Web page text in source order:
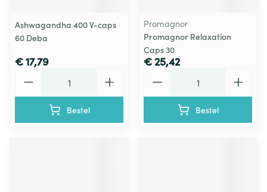
Ashwagandha 400 V-caps
60 Deba
€ 17,79
Bestel
Promagnor
Promagnor Relaxation
Caps 30
€ 25,42
Bestel